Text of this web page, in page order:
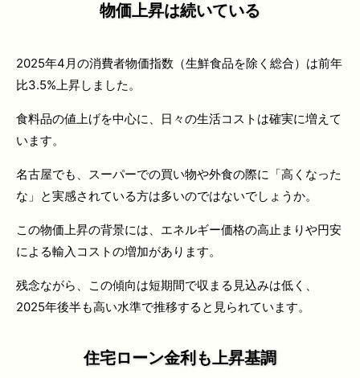
物価上昇は続いている
2025年4月の消費者物価指数（生鮮食品を除く総合）は前年
比3.5%上昇しました。
食料品の値上げを中心に、日々の生活コストは確実に増えて
います。
名古屋でも、スーパーでの買い物や外食の際に「高くなった
な」と実感されている方は多いのではないでしょうか。
この物価上昇の背景には、エネルギー価格の高止まりや円安
による輸入コストの増加があります。
残念ながら、この傾向は短期間で収まる見込みは低く、
2025年後半も高い水準で推移すると見られています。
住宅ローン金利も上昇基調